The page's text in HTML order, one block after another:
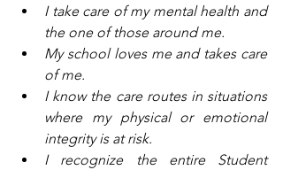
I take care of my mental health and
the one of those around me.
My school loves me and takes care
of me.
I know the care routes in situations
where my physical or emotional
integrity is at risk.
I recognize the entire Student